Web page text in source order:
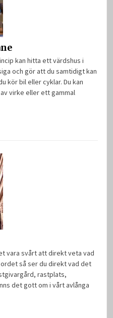
kan hitta ett värdshus i
och gör att du samtidigt kan
kör bil eller cyklar. Du kan
virke eller ett gammal
vara svårt att direkt veta vad
så ser du direkt vad det
rastplats,
det gott om i vårt avlånga